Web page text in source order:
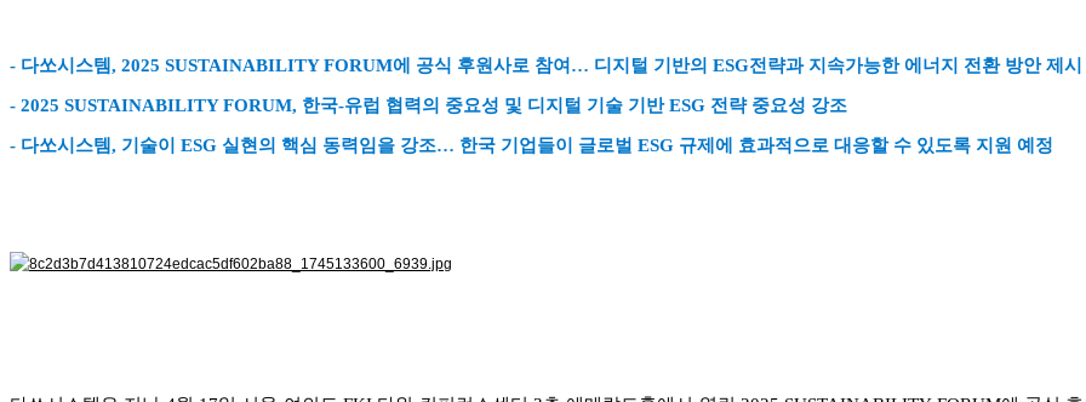
- 다쏘시스템, 2025 SUSTAINABILITY FORUM에 공식 후원사로 참여… 디지털 기반의 ESG전략과 지속가능한 에너지 전환 방안 제시
- 2025 SUSTAINABILITY FORUM, 한국-유럽 협력의 중요성 및 디지털 기술 기반 ESG 전략 중요성 강조
- 다쏘시스템, 기술이 ESG 실현의 핵심 동력임을 강조… 한국 기업들이 글로벌 ESG 규제에 효과적으로 대응할 수 있도록 지원 예정